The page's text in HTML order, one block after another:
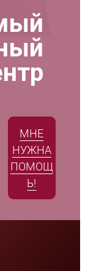
МНЕ
НУЖНА
ПОМОЩ
Ь!